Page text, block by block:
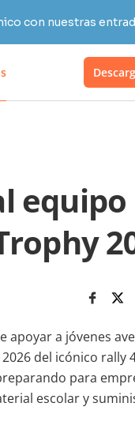
con nuestras
equipo
apoyar a jóvenes
del icónico rally
para
escolar y